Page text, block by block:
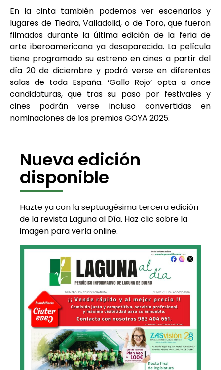
En la cinta también podemos ver escenarios y
lugares de Tiedra, Valladolid, o de Toro, que fueron
filmados durante la última edición de la feria de
arte iberoamericana ya desaparecida. La película
tiene programado su estreno en cines a partir del
día 20 de diciembre y podrá verse en diferentes
salas de toda España. ‘Gallo Rojo’ opta a once
candidaturas, que tras su paso por festivales y
cines podrán verse incluso convertidas en
nominaciones de los premios GOYA 2025.
Nueva edición
disponible
Hazte ya con la septuagésima tercera edición
de la revista Laguna al Día. Haz clic sobre la
imagen para verla online.